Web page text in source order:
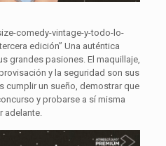
comedy-vintage-y-todo-lo-
edición” Una auténtica
grandes pasiones. El maquillaje,
y la seguridad son sus
cumplir un sueño, demostrar que
y probarse a sí misma
adelante.